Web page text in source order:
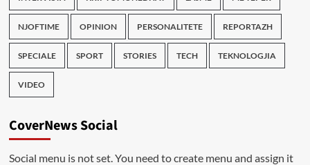
NJOFTIME OPINION PERSONALITETE REPORTAZH
SPECIALE SPORT STORIES TECH TEKNOLOGJIA
VIDEO
CoverNews Social
Social menu is not set. You need to create menu and assign it